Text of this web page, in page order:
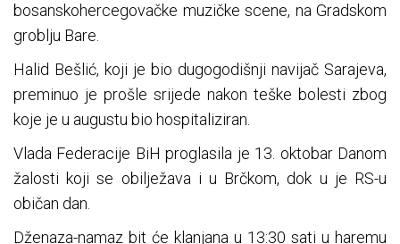
bosanskohercegovačke muzičke scene, na Gradskom
groblju Bare.
Halid Bešlić, koji je bio dugogodišnji navijač Sarajeva,
preminuo je prošle srijede nakon teške bolesti zbog
koje je u augustu bio hospitaliziran.
Vlada Federacije BiH proglasila je 13. oktobar Danom
žalosti koji se obilježava i u Brčkom, dok u je RS-u
običan dan.
Dženaza-namaz bit će klanjana u 13:30 sati u haremu